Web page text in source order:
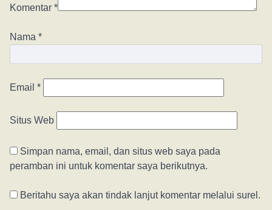
Komentar *
Nama *
Email *
Situs Web
Simpan nama, email, dan situs web saya pada
peramban ini untuk komentar saya berikutnya.
Beritahu saya akan tindak lanjut komentar melalui surel.